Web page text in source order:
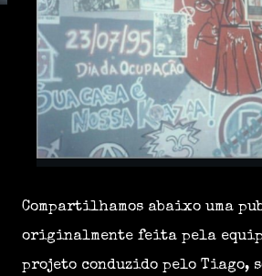
Compartilhamos abaixo uma
originalmente feita pela
projeto conduzido pelo Tiago,